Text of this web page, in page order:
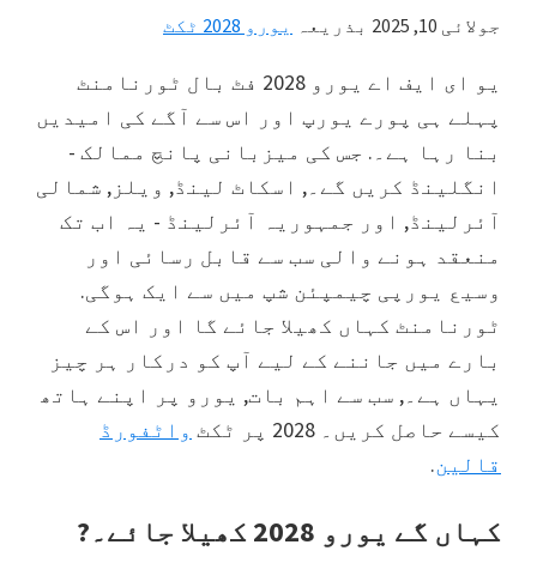
بال
چیمپینشپ
ٹکٹ,
ومبلے
لندن,
مانچسٹر,
کارڈف,
ولا
پارک
جولائی 10, 2025 بذریعہ یورو 2028 ٹکٹ
یو ای ایف اے یورو 2028 فٹ بال ٹورنامنٹ
پہلے ہی پورے یورپ اور اس سے آگے کی امیدیں
بنا رہا ہے۔. جس کی میزبانی پانچ ممالک -
انگلینڈ کریں گے۔, اسکاٹ لینڈ, ویلز, شمالی
آئرلینڈ, اور جمہوریہ آئرلینڈ - یہ اب تک
منعقد ہونے والی سب سے قابل رسائی اور
وسیع یورپی چیمپئن شپ میں سے ایک ہوگی.
ٹورنامنٹ کہاں کھیلا جائے گا اور اس کے
بارے میں جاننے کے لیے آپ کو درکار ہر چیز
یہاں ہے۔, سب سے اہم بات, یورو پر اپنے ہاتھ
کیسے حاصل کریں۔ 2028 پر ٹکٹ
واٹفورڈ
قالین.
کہاں گے یورو 2028 کھیلا جائے۔?